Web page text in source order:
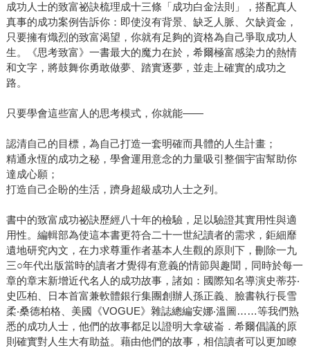
成功人士的致富祕訣梳理成十三條「成功白金法則」，搭配真人
真事的成功案例告訴你：即使沒有背景、缺乏人脈、欠缺資金，
只要擁有熾烈的致富渴望，你就有足夠的資格為自己爭取成功人
生。《思考致富》一書最大的魔力在於，希爾極富感染力的熱情
和文字，將鼓舞你勇敢做夢、踏實逐夢，並走上確實的成功之
路。
只要學會這些富人的思考模式，你就能——
認清自己的目標，為自己打造一套明確而具體的人生計畫；
精通永恆的成功之秘，學會運用意念的力量吸引整個宇宙幫助你
達成心願；
打造自己企盼的生活，躋身超級成功人士之列。
書中的致富成功祕訣歷經八十年的檢驗，足以驗證其實用性與適
用性。編輯部為使這本書更符合二十一世紀讀者的需求，鉅細靡
遺地研究內文，在力求尊重作者基本人生觀的原則下，刪除一九
三○年代出版當時的讀者才覺得有意義的情節與趣聞，同時於每一
章的章末新增近代名人的成功故事，諸如：國際知名導演史蒂芬‧
史匹柏、日本首富兼軟體銀行集團創辦人孫正義、臉書執行長雪
柔‧桑德柏格、美國《VOGUE》雜誌總編安娜‧溫圖……等我們熟
悉的成功人士，他們的故事都足以證明大拿破崙．希爾倡議的原
則確實對人生大有助益。藉由他們的故事，相信讀者可以更加瞭